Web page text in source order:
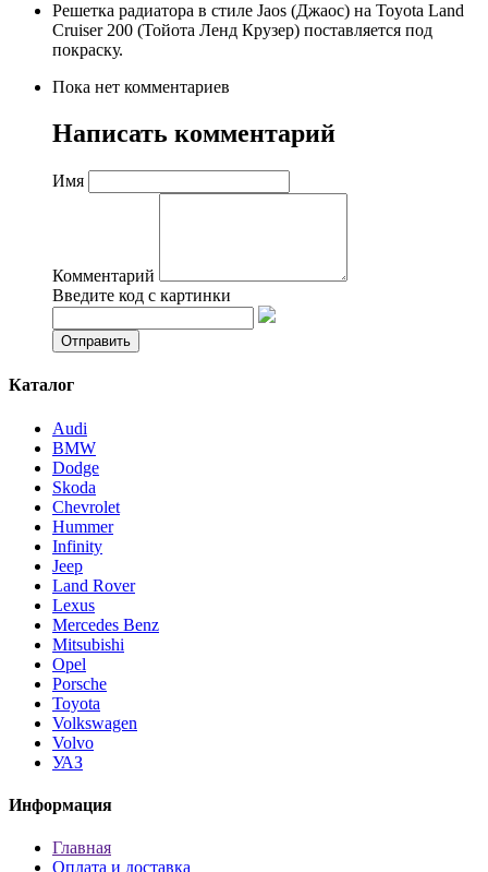
Решетка радиатора в стиле Jaos (Джаос) на Toyota Land
Cruiser 200 (Тойота Ленд Крузер) поставляется под
покраску.
Пока нет комментариев
Написать комментарий
Имя
Комментарий
Введите код с картинки
Каталог
Audi
BMW
Dodge
Skoda
Chevrolet
Hummer
Infinity
Jeep
Land Rover
Lexus
Mercedes Benz
Mitsubishi
Opel
Porsche
Toyota
Volkswagen
Volvo
УАЗ
Информация
Главная
Оплата и доставка